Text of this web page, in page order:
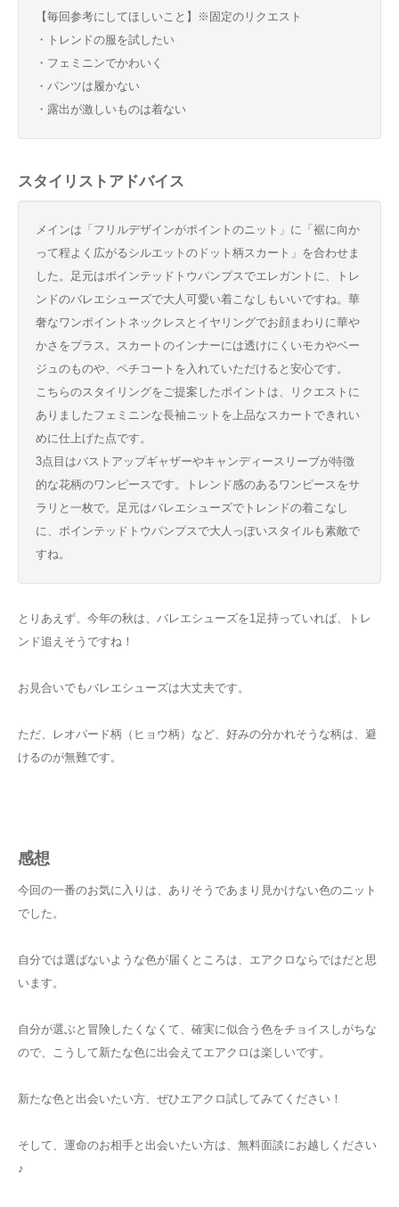
【毎回参考にしてほしいこと】※固定のリクエスト
・トレンドの服を試したい
・フェミニンでかわいく
・パンツは履かない
・露出が激しいものは着ない
スタイリストアドバイス
メインは「フリルデザインがポイントのニット」に「裾に向か
って程よく広がるシルエットのドット柄スカート」を合わせま
した。足元はポインテッドトウパンプスでエレガントに、トレ
ンドのバレエシューズで大人可愛い着こなしもいいですね。華
奢なワンポイントネックレスとイヤリングでお顔まわりに華や
かさをプラス。スカートのインナーには透けにくいモカやベー
ジュのものや、ペチコートを入れていただけると安心です。
こちらのスタイリングをご提案したポイントは、リクエストに
ありましたフェミニンな長袖ニットを上品なスカートできれい
めに仕上げた点です。
3点目はバストアップギャザーやキャンディースリーブが特徴
的な花柄のワンピースです。トレンド感のあるワンピースをサ
ラリと一枚で。足元はバレエシューズでトレンドの着こなし
に、ポインテッドトウパンプスで大人っぽいスタイルも素敵で
すね。
とりあえず、今年の秋は、バレエシューズを1足持っていれば、トレ
ンド追えそうですね！
お見合いでもバレエシューズは大丈夫です。
ただ、レオパード柄（ヒョウ柄）など、好みの分かれそうな柄は、避
けるのが無難です。
感想
今回の一番のお気に入りは、ありそうであまり見かけない色のニット
でした。
自分では選ばないような色が届くところは、エアクロならではだと思
います。
自分が選ぶと冒険したくなくて、確実に似合う色をチョイスしがちな
ので、こうして新たな色に出会えてエアクロは楽しいです。
新たな色と出会いたい方、ぜひエアクロ試してみてください！
そして、運命のお相手と出会いたい方は、無料面談にお越しください
♪